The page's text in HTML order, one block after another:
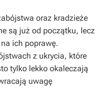
oraz kradzieże
są już od początku, lecz
ich poprawę.
z ukrycia, które
tylko lekko okaleczają
uwagę